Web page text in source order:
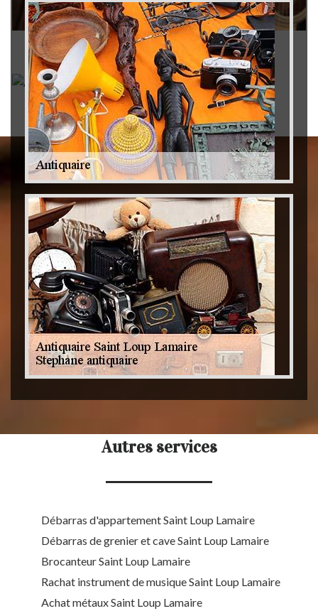
Rachat instrument de musique 79
Achat antiquité 79
Autres services
Débarras d'appartement Saint Loup Lamaire
Débarras de grenier et cave Saint Loup Lamaire
Brocanteur Saint Loup Lamaire
Rachat instrument de musique Saint Loup Lamaire
Achat métaux Saint Loup Lamaire